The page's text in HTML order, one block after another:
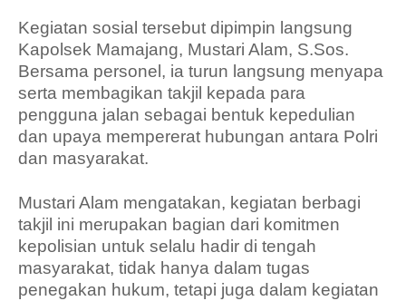
Kegiatan sosial tersebut dipimpin langsung
Kapolsek Mamajang, Mustari Alam, S.Sos.
Bersama personel, ia turun langsung menyapa
serta membagikan takjil kepada para
pengguna jalan sebagai bentuk kepedulian
dan upaya mempererat hubungan antara Polri
dan masyarakat.
Mustari Alam mengatakan, kegiatan berbagi
takjil ini merupakan bagian dari komitmen
kepolisian untuk selalu hadir di tengah
masyarakat, tidak hanya dalam tugas
penegakan hukum, tetapi juga dalam kegiatan